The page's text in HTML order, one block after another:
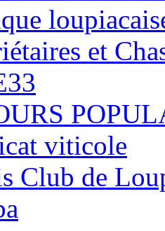
et
viticole
Club de